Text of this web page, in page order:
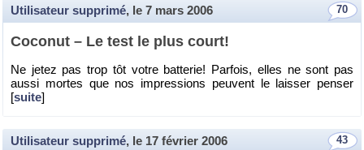
70
Utilisateur supprimé, le 7 mars 2006
Co­co­nut – Le test le plus court!
Ne jetez pas trop tôt votre bat­te­rie! Par­fois, elles ne sont pas
aussi mortes que nos im­pres­sions peuvent le lais­ser pen­ser
[suite]
43
Utilisateur supprimé, le 17 février 2006